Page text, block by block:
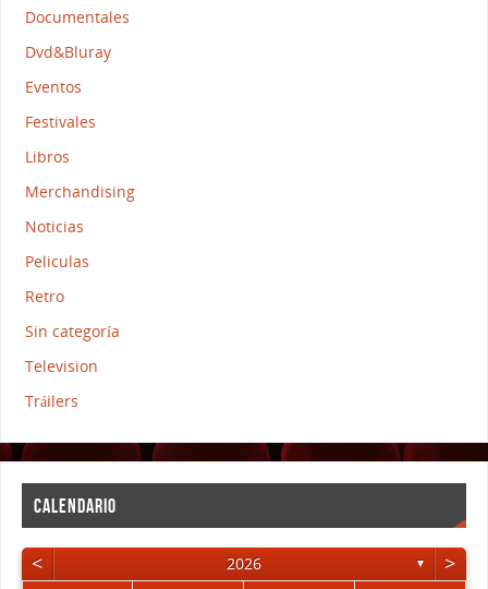
Documentales
Dvd&Bluray
Eventos
Festivales
Libros
Merchandising
Noticias
Peliculas
Retro
Sin categoría
Television
Tráilers
CALENDARIO
< 2026 ▼ >